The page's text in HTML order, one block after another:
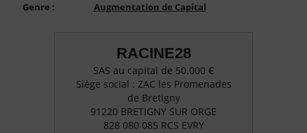
Genre :
Augmentation de Capital
RACINE28
SAS au capital de 50.000 €
Siège social : ZAC les Promenades
de Bretigny
91220 BRETIGNY SUR ORGE
828 080 085 RCS EVRY